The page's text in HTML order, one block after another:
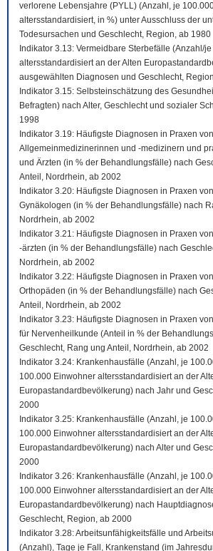
verlorene Lebensjahre (PYLL) (Anzahl, je
altersstandardisiert, in %) unter Ausschluss der
Todesursachen und Geschlecht, Region, ab 1980
Indikator 3.13: Vermeidbare Sterbefälle (Anzahl/
altersstandardisiert an der Alten
ausgewählten Diagnosen und Geschlecht,
Indikator 3.15: Selbsteinschätzung des
Befragten) nach Alter, Geschlecht und sozialer
1998
Indikator 3.19: Häufigste Diagnosen in Praxen von
Allgemeinmedizinerinnen und -medizinern und
und Ärzten (in % der Behandlungsfälle) nach
Anteil, Nordrhein, ab 2002
Indikator 3.20: Häufigste Diagnosen in Praxen
Gynäkologen (in % der Behandlungsfälle) nach
Nordrhein, ab 2002
Indikator 3.21: Häufigste Diagnosen in Praxen
-ärzten (in % der Behandlungsfälle) nach
Nordrhein, ab 2002
Indikator 3.22: Häufigste Diagnosen in Praxen
Orthopäden (in % der Behandlungsfälle) nach
Anteil, Nordrhein, ab 2002
Indikator 3.23: Häufigste Diagnosen in Praxen
für Nervenheilkunde (Anteil in % der
Geschlecht, Rang ung Anteil, Nordrhein, ab 2002
Indikator 3.24: Krankenhausfälle (Anzahl, je
100.000 Einwohner altersstandardisiert an der
Europastandardbevölkerung) nach Jahr und
2000
Indikator 3.25: Krankenhausfälle (Anzahl, je
100.000 Einwohner altersstandardisiert an der
Europastandardbevölkerung) nach Alter und
2000
Indikator 3.26: Krankenhausfälle (Anzahl, je
100.000 Einwohner altersstandardisiert an der
Europastandardbevölkerung) nach
Geschlecht, Region, ab 2000
Indikator 3.28: Arbeitsunfähigkeitsfälle und
(Anzahl), Tage je Fall, Krankenstand (im